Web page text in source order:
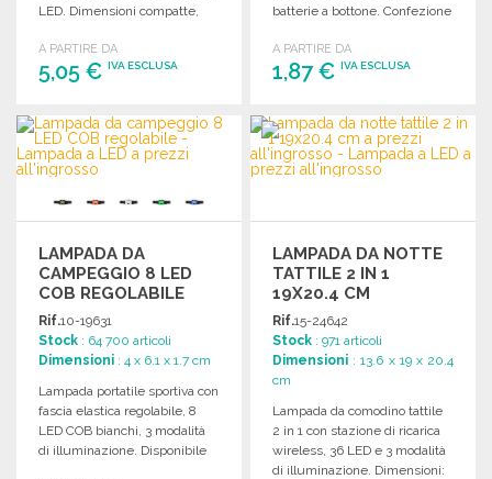
LED. Dimensioni compatte,
A PARTIRE DA
5,05 € IVA ESCLUSA
ORDINARE
Richiedi un preventivo
batterie a bottone. Confezione
A PARTIRE DA
1,87 €IVA ESCLUSA
ORDINARE
Richiedi un preventivo
LAMPADA DA
CAMPEGGIO 8 LED
COB REGOLABILE
Rif.10-19631
Stock : 64 700 articoli
Dimensioni : 4 x 6.1 x 1.7 cm
Lampada portatile sportiva con
fascia elastica regolabile, 8
LED COB bianchi, 3 modalità
di illuminazione. Disponibile
LAMPADA DA NOTTE
TATTILE 2 IN 1
19X20.4 CM
Rif.15-24642
Stock : 971 articoli
Dimensioni : 13.6 x 19 x 20.4
cm
Lampada da comodino tattile
2 in 1 con stazione di ricarica
wireless, 36 LED e 3 modalità
di illuminazione. Dimensioni: